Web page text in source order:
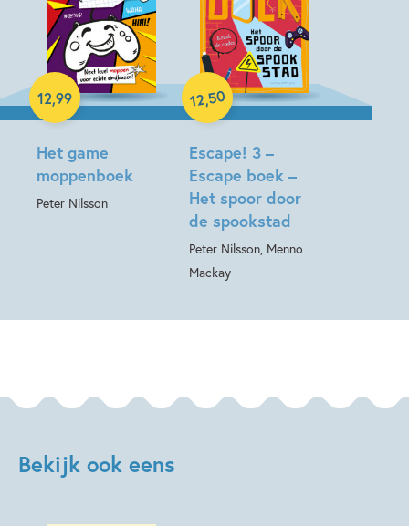
Het game
moppenboek
Peter Nilsson
12,99
Hardcover
Escape! 3 –
Escape boek –
Het spoor door
de spookstad
Peter Nilsson, Menno
Mackay
12,50
Paperback
Bekijk ook eens